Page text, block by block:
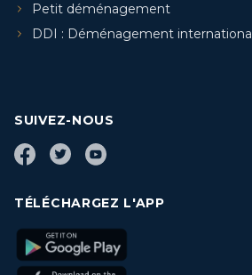
Petit déménagement
DDI : Déménagement international
SUIVEZ-NOUS
TÉLÉCHARGEZ L'APP